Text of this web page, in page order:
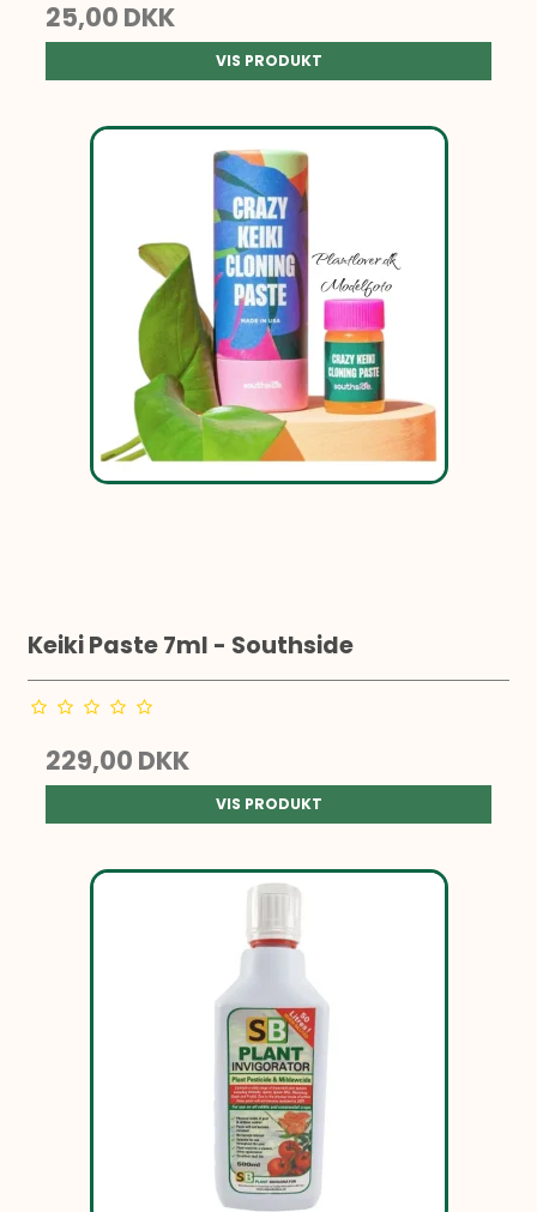
25,00 DKK
VIS PRODUKT
Keiki Paste 7ml - Southside
229,00 DKK
VIS PRODUKT